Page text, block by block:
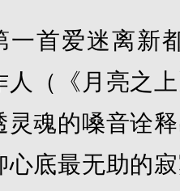
爱迷离新都
人（《月亮之
灵魂的嗓音诠
心底最无助的